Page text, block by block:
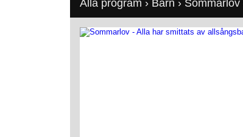
Alla program › Barn › Sommarlov